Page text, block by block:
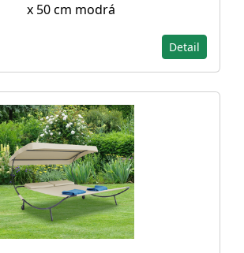
x 50 cm modrá
Detail